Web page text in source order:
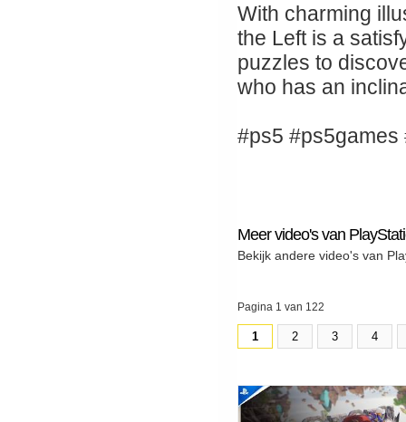
With charming
the Left is a
puzzles to
who has an
#ps5
Meer video's van
Bekijk andere video's van
Pagina 1 van 122
1 2 3 4